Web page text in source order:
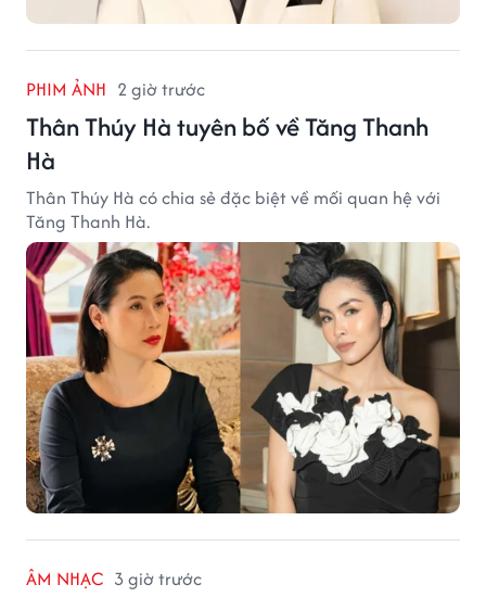
PHIM ẢNH 2 giờ trước
Thân Thúy Hà tuyên bố về Tăng Thanh
Hà
Thân Thúy Hà có chia sẻ đặc biệt về mối quan hệ với
Tăng Thanh Hà.
ÂM NHẠC 3 giờ trước